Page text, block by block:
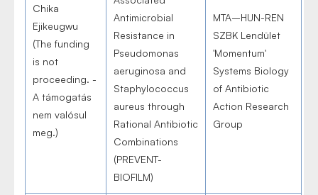
Chika
Ejikeugwu
(The funding
is not
proceeding. -
A támogatás
nem valósul
meg.)
Antimicrobial
Resistance in
Pseudomonas
aeruginosa and
Staphylococcus
aureus through
Rational Antibiotic
Combinations
(PREVENT-
BIOFILM)
MTA–HUN-REN
SZBK Lendület
'Momentum'
Systems Biology
of Antibiotic
Action Research
Group